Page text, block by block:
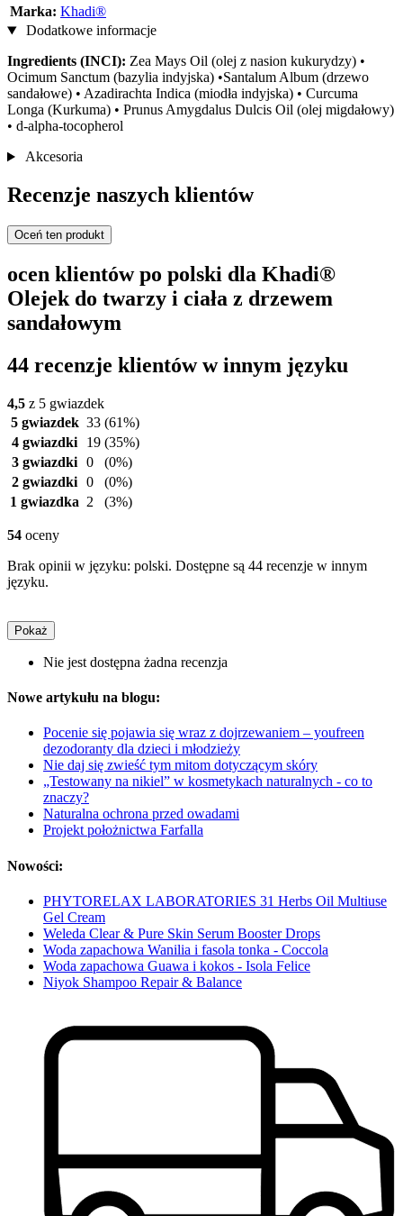
Marka: Khadi®
Dodatkowe informacje
Ingredients (INCI): Zea Mays Oil (olej z nasion kukurydzy) •
Ocimum Sanctum (bazylia indyjska) •Santalum Album (drzewo
sandałowe) • Azadirachta Indica (miodła indyjska) • Curcuma
Longa (Kurkuma) • Prunus Amygdalus Dulcis Oil (olej migdałowy)
• d-alpha-tocopherol
Akcesoria
Recenzje naszych klientów
Oceń ten produkt
ocen klientów po polski dla Khadi®
Olejek do twarzy i ciała z drzewem
sandałowym
44 recenzje klientów w innym języku
4,5 z 5 gwiazdek
5 gwiazdek 33 (61%)
4 gwiazdki
19 (35%)
3 gwiazdki 0
(0%)
2 gwiazdki 0
(0%)
1 gwiazdka 2 (3%)
54 oceny
Brak opinii w języku: polski. Dostępne są 44 recenzje w innym
języku.
Pokaż
Nie jest dostępna żadna recenzja
Nowe artykułu na blogu:
Pocenie się pojawia się wraz z dojrzewaniem – youfreen
dezodoranty dla dzieci i młodzieży
Nie daj się zwieść tym mitom dotyczącym skóry
„Testowany na nikiel” w kosmetykach naturalnych - co to
znaczy?
Naturalna ochrona przed owadami
Projekt położnictwa Farfalla
Nowości:
PHYTORELAX LABORATORIES 31 Herbs Oil Multiuse
Gel Cream
Weleda Clear & Pure Skin Serum Booster Drops
Woda zapachowa Wanilia i fasola tonka - Coccola
Woda zapachowa Guawa i kokos - Isola Felice
Niyok Shampoo Repair & Balance